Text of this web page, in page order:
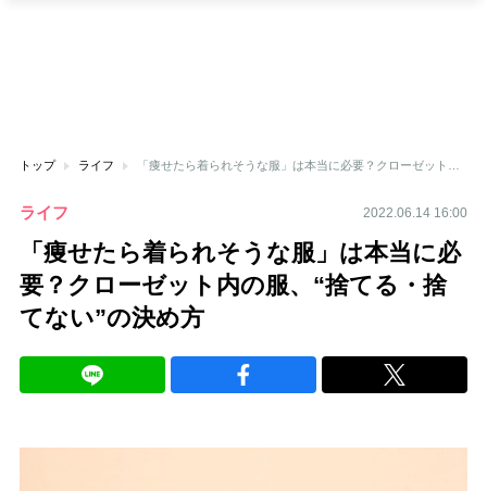
トップ ライフ
ライフ 2022.06.14 16:00
「痩せたら着られそうな服」は本当に必
要？クローゼット内の服、“捨てる・捨
てない”の決め方